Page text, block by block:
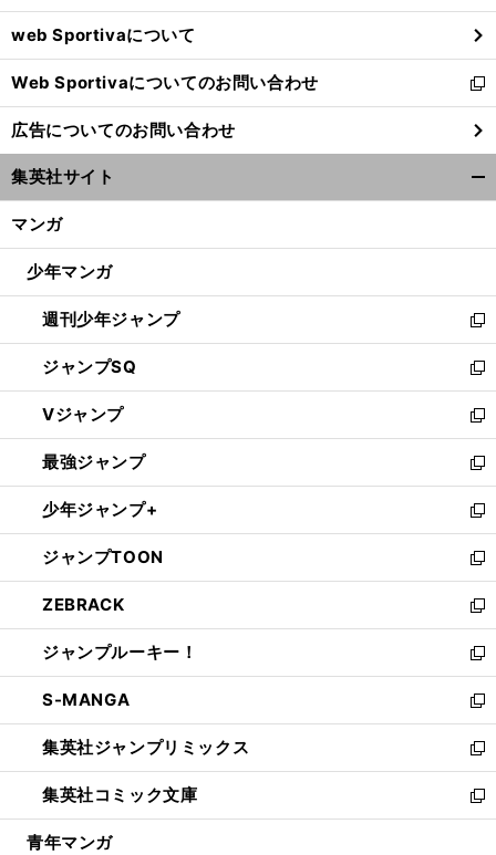
ウ
で
開
く
web Sportivaについて
Web Sportivaについてのお問い合わせ
新
し
い
ウ
ィ
ン
ウ
開
く
広告についてのお問い合わせ
集英社サイト
マンガ
少年マンガ
週刊少年ジャンプ
新
し
い
ウ
ィ
ン
ド
ウ
で
開
く
ジャンプSQ
新
し
い
ウ
ィ
ン
ド
ウ
で
開
く
Vジャンプ
新
し
い
ウ
ィ
ン
ド
ウ
で
開
く
最強ジャンプ
新
し
い
ウ
ィ
ン
ド
ウ
で
開
く
少年ジャンプ+
新
し
い
ウ
ィ
ン
ド
ウ
で
開
く
ジャンプTOON
新
し
い
ウ
ィ
ン
ド
ウ
で
開
く
ZEBRACK
新
し
い
ウ
ィ
ン
ド
ウ
で
開
ジャンプルーキー！
新
し
い
ウ
ィ
ン
ド
ウ
S-MANGA
新
し
い
ウ
ィ
ン
集英社ジャンプリミックス
新
し
い
ウ
集英社コミック文庫
新
し
青年マンガ